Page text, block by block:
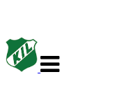
navigasjon